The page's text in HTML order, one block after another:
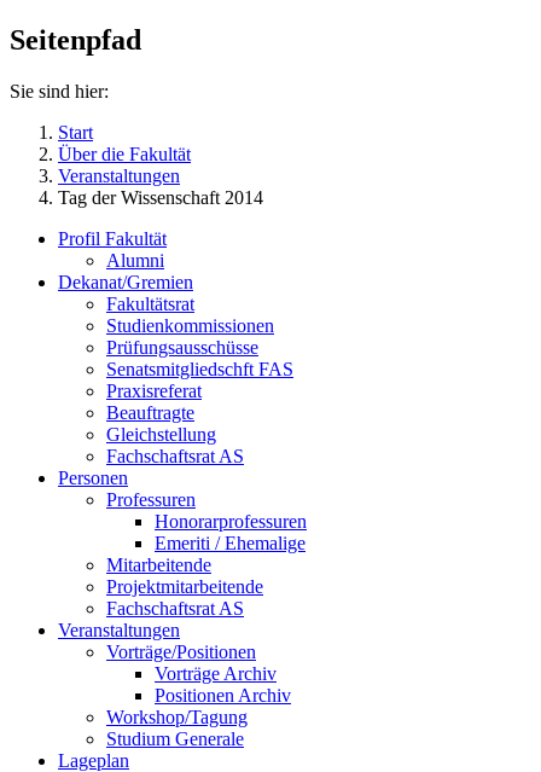
Seitenpfad
Sie sind hier:
Start
Über die Fakultät
Veranstaltungen
Tag der Wissenschaft 2014
Profil Fakultät
Alumni
Dekanat/Gremien
Fakultätsrat
Studienkommissionen
Prüfungsausschüsse
Senatsmitgliedschft FAS
Praxisreferat
Beauftragte
Gleichstellung
Fachschaftsrat AS
Personen
Professuren
Honorarprofessuren
Emeriti / Ehemalige
Mitarbeitende
Projektmitarbeitende
Fachschaftsrat AS
Veranstaltungen
Vorträge/Positionen
Vorträge Archiv
Positionen Archiv
Workshop/Tagung
Studium Generale
Lageplan